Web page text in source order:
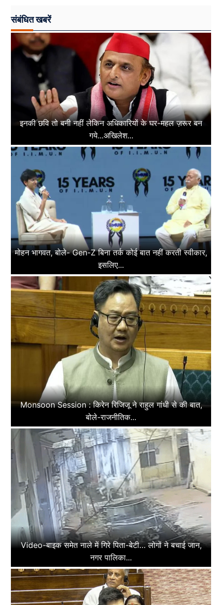
संबंधित खबरें
इनकी छवि तो बनी नहीं लेकिन अधिकारियों के घर-महल ज़रूर बन
गये...अखिलेश...
मोहन भागवत, बोले- Gen-Z बिना तर्क कोई बात नहीं करती स्वीकार,
इसलिए...
Monsoon Session : किरेन रिजिजू ने राहुल गांधी से की बात,
बोले-राजनीतिक...
Video-बाइक समेत नाले में गिरे पिता-बेटी… लोगों ने बचाई जान,
नगर पालिका...